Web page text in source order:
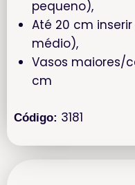
pequeno),
Até 20 cm
médio),
Vasos maiores/
cm
Código: 3181